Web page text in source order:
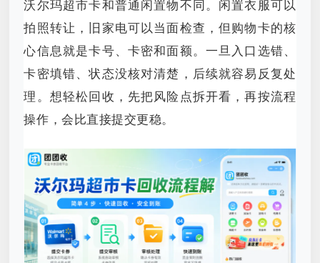
沃尔玛超市卡和普通闲置物不同。闲置衣服可以
拍照转让，旧家电可以当面检查，但购物卡的核
心信息就是卡号、卡密和面额。一旦入口选错、
卡密填错、状态没核对清楚，后续就容易反复处
理。想轻松回收，先把风险点拆开看，再按流程
操作，会比直接提交更稳。